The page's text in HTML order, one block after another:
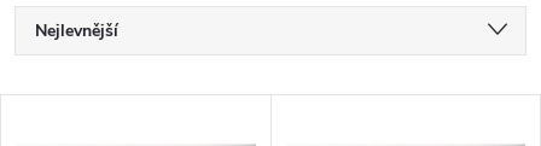
Ř
a
Nejlevnější